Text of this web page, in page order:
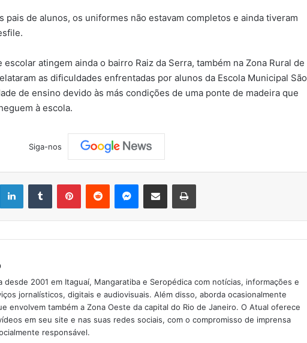
pais de alunos, os uniformes não estavam completos e ainda tiveram
atingem ainda o bairro Raiz da Serra, também na Zona Rural de
as dificuldades enfrentadas por alunos da Escola Municipal São
de ensino devido às más condições de uma ponte de madeira que
à escola.
Siga-nos
desde 2001 em Itaguaí, Mangaratiba e Seropédica com notícias, informações e
jornalísticos, digitais e audiovisuais. Além disso, aborda ocasionalmente
envolvem também a Zona Oeste da capital do Rio de Janeiro. O Atual oferece
em seu site e nas suas redes sociais, com o compromisso de imprensa
responsável.